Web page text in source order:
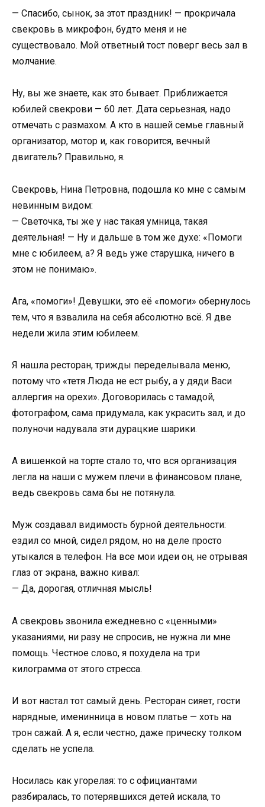
— Спасибо, сынок, за этот праздник! — прокричала
свекровь в микрофон, будто меня и не
существовало. Мой ответный тост поверг весь зал в
молчание.
Ну, вы же знаете, как это бывает. Приближается
юбилей свекрови — 60 лет. Дата серьезная, надо
отмечать с размахом. А кто в нашей семье главный
организатор, мотор и, как говорится, вечный
двигатель? Правильно, я.
Свекровь, Нина Петровна, подошла ко мне с самым
невинным видом:
— Светочка, ты же у нас такая умница, такая
деятельная! — Ну и дальше в том же духе: «Помоги
мне с юбилеем, а? Я ведь уже старушка, ничего в
этом не понимаю».
Ага, «помоги»! Девушки, это её «помоги» обернулось
тем, что я взвалила на себя абсолютно всё. Я две
недели жила этим юбилеем.
Я нашла ресторан, трижды переделывала меню,
потому что «тетя Люда не ест рыбу, а у дяди Васи
аллергия на орехи». Договорилась с тамадой,
фотографом, сама придумала, как украсить зал, и до
полуночи надувала эти дурацкие шарики.
А вишенкой на торте стало то, что вся организация
легла на наши с мужем плечи в финансовом плане,
ведь свекровь сама бы не потянула.
Муж создавал видимость бурной деятельности:
ездил со мной, сидел рядом, но на деле просто
утыкался в телефон. На все мои идеи он, не отрывая
глаз от экрана, важно кивал:
— Да, дорогая, отличная мысль!
А свекровь звонила ежедневно с «ценными»
указаниями, ни разу не спросив, не нужна ли мне
помощь. Честное слово, я похудела на три
килограмма от этого стресса.
И вот настал тот самый день. Ресторан сияет, гости
нарядные, именинница в новом платье — хоть на
трон сажай. А я, если честно, даже прическу толком
сделать не успела.
Носилась как угорелая: то с официантами
разбиралась, то потерявшихся детей искала, то